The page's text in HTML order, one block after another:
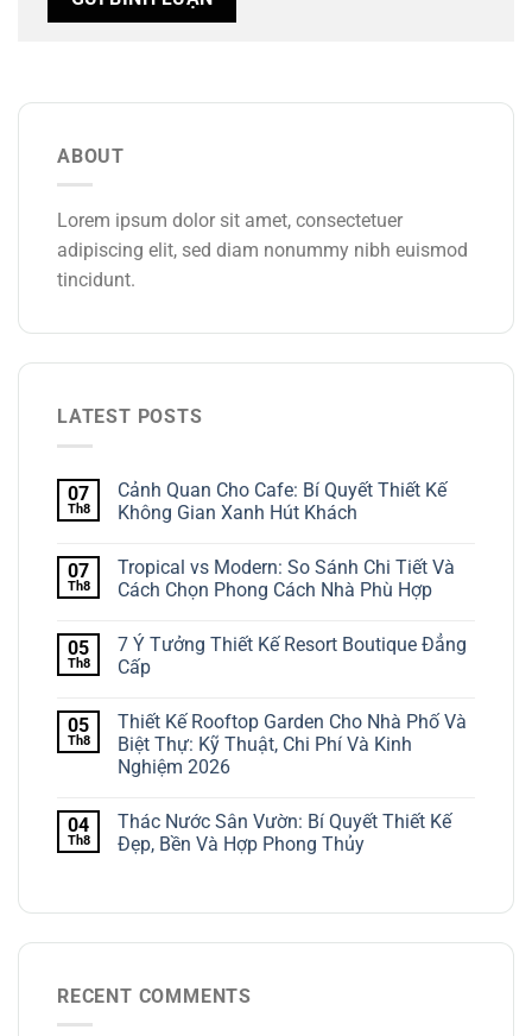
ABOUT
Lorem ipsum dolor sit amet, consectetuer
adipiscing elit, sed diam nonummy nibh euismod
tincidunt.
LATEST POSTS
07
Th8
Cảnh Quan Cho Cafe: Bí Quyết Thiết Kế
Không Gian Xanh Hút Khách
07
Th8
Tropical vs Modern: So Sánh Chi Tiết Và
Cách Chọn Phong Cách Nhà Phù Hợp
05
Th8
7 Ý Tưởng Thiết Kế Resort Boutique Đẳng
Cấp
05
Th8
Thiết Kế Rooftop Garden Cho Nhà Phố Và
Biệt Thự: Kỹ Thuật, Chi Phí Và Kinh
Nghiệm 2026
04
Th8
Thác Nước Sân Vườn: Bí Quyết Thiết Kế
Đẹp, Bền Và Hợp Phong Thủy
RECENT COMMENTS